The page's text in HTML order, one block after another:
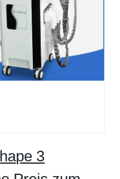
3